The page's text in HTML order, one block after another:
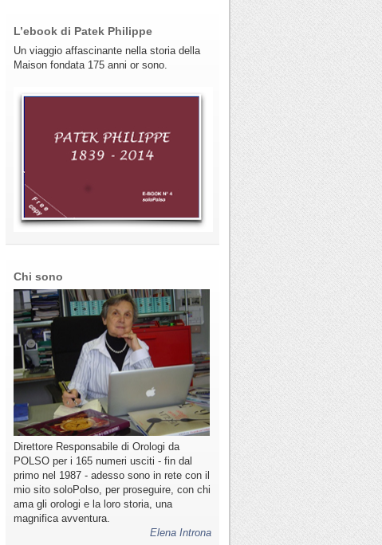
L’ebook di Patek Philippe
Un viaggio affascinante nella storia della
Maison fondata 175 anni or sono.
Chi sono
Direttore Responsabile di Orologi da
POLSO per i 165 numeri usciti - fin dal
primo nel 1987 - adesso sono in rete con il
mio sito soloPolso, per proseguire, con chi
ama gli orologi e la loro storia, una
magnifica avventura.
Elena Introna